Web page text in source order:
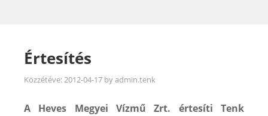
Értesítés
Közzétéve:2012-04-17 byadmin.tenk
A Heves Megyei Vízmű Zrt. értesíti Tenk